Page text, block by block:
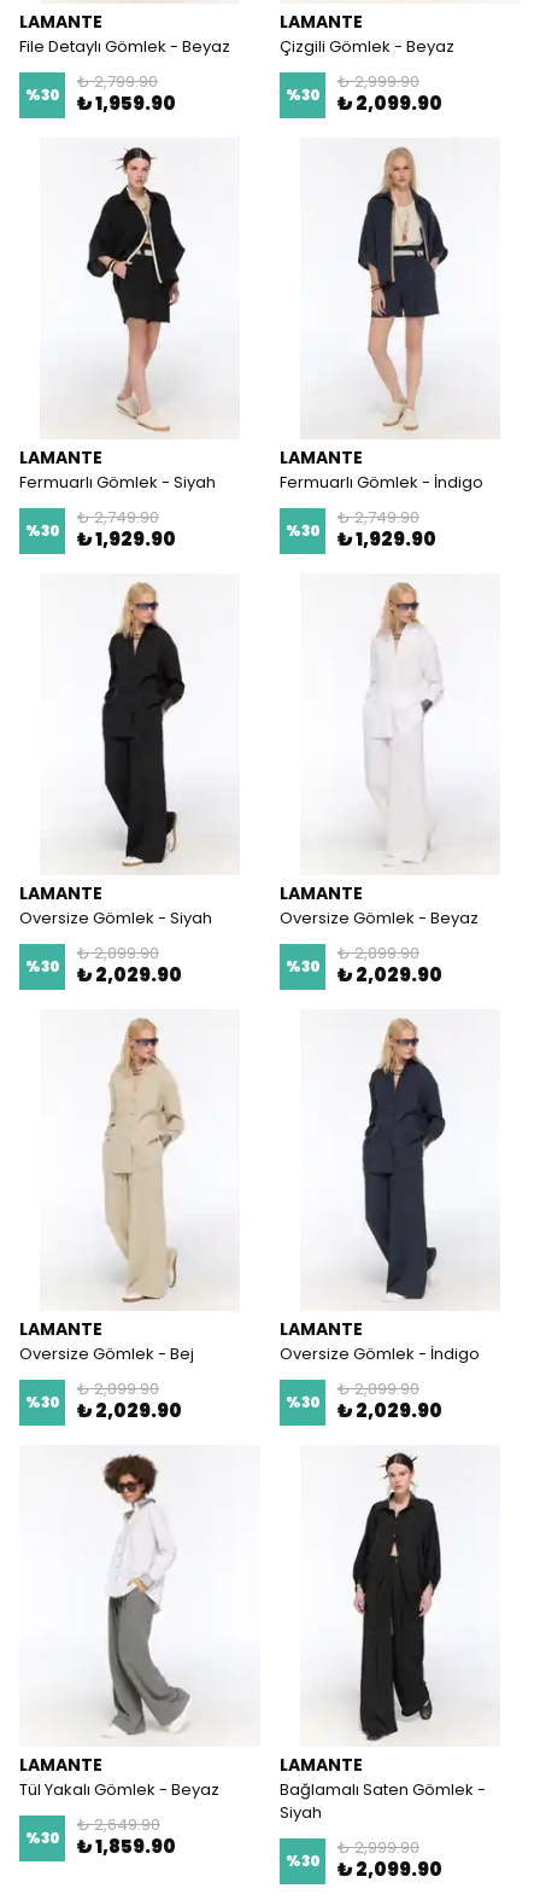
LAMANTE
File Detaylı Gömlek - Beyaz
%30
₺ 2,799.90
₺ 1,959.90
LAMANTE
Çizgili Gömlek - Beyaz
%30
₺ 2,999.90
₺ 2,099.90
LAMANTE
Fermuarlı Gömlek - Siyah
%30
₺ 2,749.90
₺ 1,929.90
LAMANTE
Fermuarlı Gömlek - İndigo
%30
₺ 2,749.90
₺ 1,929.90
LAMANTE
Oversize Gömlek - Siyah
%30
₺ 2,899.90
₺ 2,029.90
LAMANTE
Oversize Gömlek - Beyaz
%30
₺ 2,899.90
₺ 2,029.90
LAMANTE
Oversize Gömlek - Bej
%30
₺ 2,899.90
₺ 2,029.90
LAMANTE
Oversize Gömlek - İndigo
%30
₺ 2,899.90
₺ 2,029.90
LAMANTE
Tül Yakalı Gömlek - Beyaz
%30
₺ 2,649.90
₺ 1,859.90
LAMANTE
Bağlamalı Saten Gömlek -
Siyah
%30
₺ 2,999.90
₺ 2,099.90